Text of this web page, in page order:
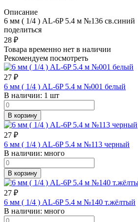
Описание
6 мм ( 1/4 ) AL-6P 5.4 м №136 св.синий
поделиться
28 ₽
Товара временно нет в наличии
Рекомендуем посмотреть
27 ₽
6 мм ( 1/4 ) AL-6P 5.4 м №001 белый
В наличии: 1 шт
В корзину
27 ₽
6 мм ( 1/4 ) AL-6P 5.4 м №113 черный
В наличии: много
В корзину
27 ₽
6 мм ( 1/4 ) AL-6P 5.4 м №140 т.жёлтый
В наличии: много